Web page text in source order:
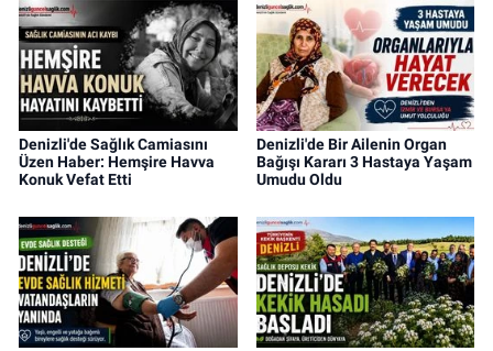
Denizli'de Sağlık Camiasını
Üzen Haber: Hemşire Havva
Konuk Vefat Etti
Denizli'de Bir Ailenin Organ
Bağışı Kararı 3 Hastaya Yaşam
Umudu Oldu